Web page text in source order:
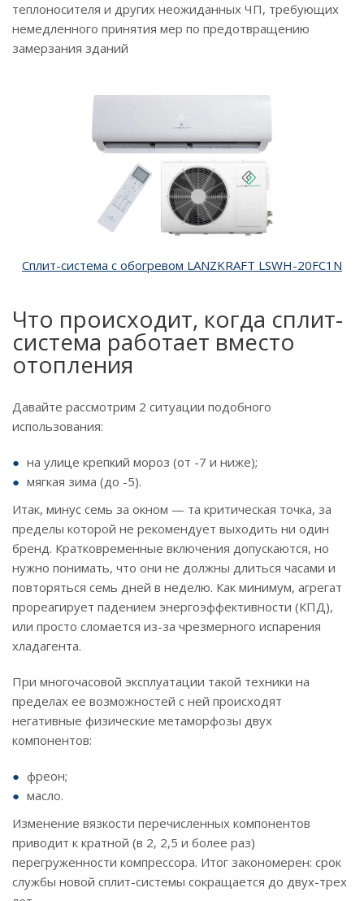
теплоносителя и других неожиданных ЧП, требующих
немедленного принятия мер по предотвращению
замерзания зданий
Сплит-система с обогревом LANZKRAFT LSWH-20FC1N
Что происходит, когда сплит-
система работает вместо
отопления
Давайте рассмотрим 2 ситуации подобного
использования:
на улице крепкий мороз (от -7 и ниже);
мягкая зима (до -5).
Итак, минус семь за окном — та критическая точка, за
пределы которой не рекомендует выходить ни один
бренд. Кратковременные включения допускаются, но
нужно понимать, что они не должны длиться часами и
повторяться семь дней в неделю. Как минимум, агрегат
прореагирует падением энергоэффективности (КПД),
или просто сломается из-за чрезмерного испарения
хладагента.
При многочасовой эксплуатации такой техники на
пределах ее возможностей с ней происходят
негативные физические метаморфозы двух
компонентов:
фреон;
масло.
Изменение вязкости перечисленных компонентов
приводит к кратной (в 2, 2,5 и более раз)
перегруженности компрессора. Итог закономерен: срок
службы новой сплит-системы сокращается до двух-трех